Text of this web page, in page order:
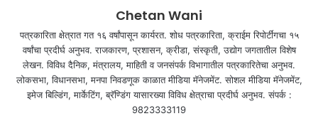
Chetan Wani
पत्रकारिता क्षेत्रात गत १६ वर्षांपासून कार्यरत. शोध पत्रकारिता, क्राईम रिपोर्टींगचा १५
वर्षांचा प्रदीर्घ अनुभव. राजकारण, प्रशासन, क्रीडा, संस्कृती, उद्योग जगतातील विशेष
लेखन. विविध दैनिक, मंत्रालय, माहिती व जनसंपर्क विभागातील पत्रकारितेचा अनुभव.
लोकसभा, विधानसभा, मनपा निवडणूक काळात मीडिया मॅनेजमेंट. सोशल मीडिया मॅनेजमेंट,
इमेज बिल्डिंग, मार्केटिंग, ब्रॅण्डिंग यासारख्या विविध क्षेत्राचा प्रदीर्घ अनुभव. संपर्क :
9823333119